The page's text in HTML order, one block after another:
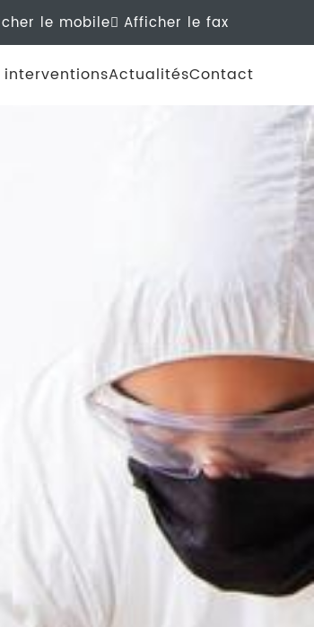
le mobile Afficher le fax
interventionsActualitésContact